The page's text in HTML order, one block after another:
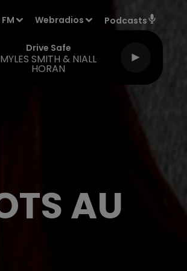
Webradios Podcasts
Drive Safe
MYLES SMITH & NIALL
HORAN
AU